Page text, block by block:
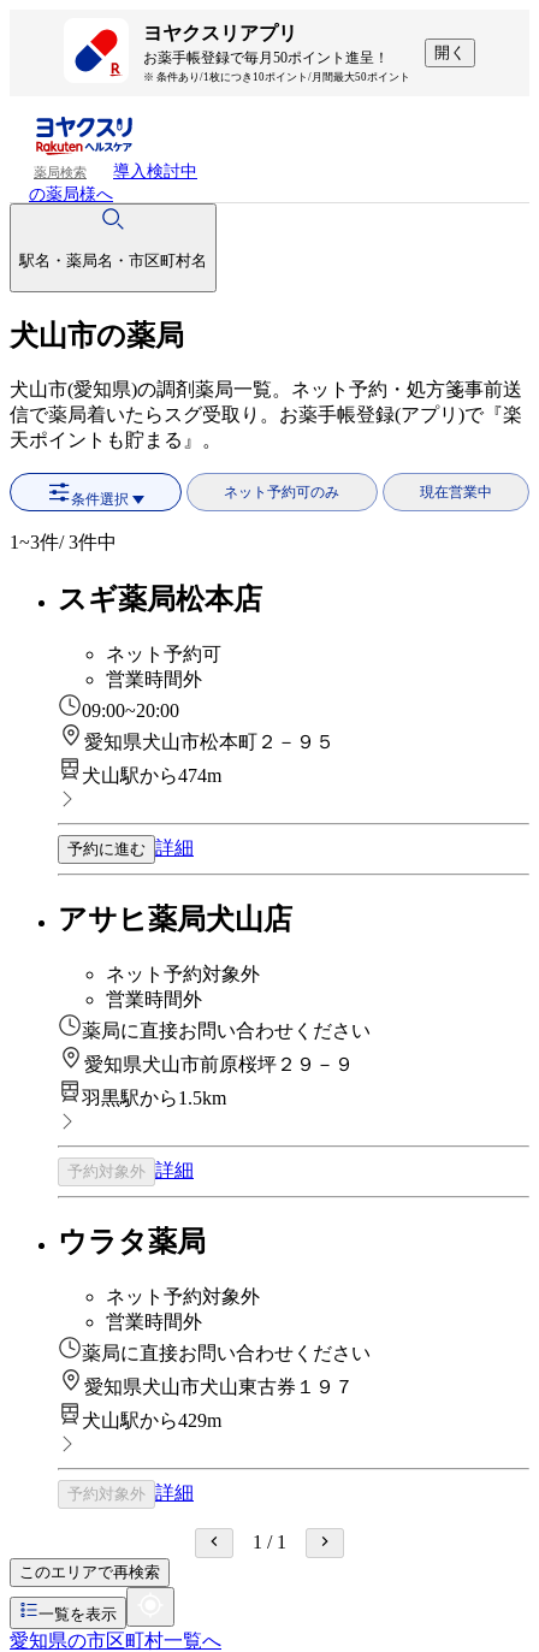
ヨヤクスリアプリ
お薬手帳登録で毎月50ポイント進呈！
※ 条件あり/1枚につき10ポイント/月間最大50ポイント
開く
薬局検索
導入検討中
の薬局様へ
駅名・薬局名・市区町村名
犬山市の薬局
犬山市(愛知県)の調剤薬局一覧。ネット予約・処方箋事前送
信で薬局着いたらスグ受取り。お薬手帳登録(アプリ)で『楽
天ポイントも貯まる』。
条件選択 ネット予約可のみ 現在営業中
1~3件/ 3件中
スギ薬局松本店
ネット予約可
営業時間外
09:00~20:00
愛知県犬山市松本町２－９５
犬山駅から474m
予約に進む 詳細
アサヒ薬局犬山店
ネット予約対象外
営業時間外
薬局に直接お問い合わせください
愛知県犬山市前原桜坪２９－９
羽黒駅から1.5km
予約対象外 詳細
ウラタ薬局
ネット予約対象外
営業時間外
薬局に直接お問い合わせください
愛知県犬山市犬山東古券１９７
犬山駅から429m
予約対象外 詳細
1 / 1
このエリアで再検索
一覧を表示
愛知県の市区町村一覧へ